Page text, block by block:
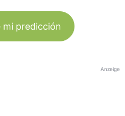
mi predicción
Anzeige